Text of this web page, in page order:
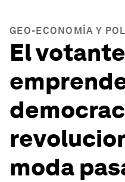
GEO-ECONOMÍA Y
El votante
moda